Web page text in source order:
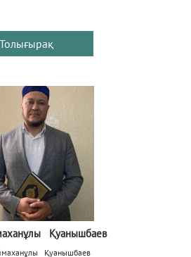
Толығырақ
Қуанышбаев
Қуанышбаев